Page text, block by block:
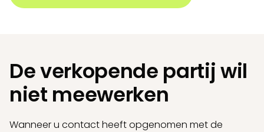
De verkopende partij wil
niet meewerken
Wanneer u contact heeft opgenomen met de